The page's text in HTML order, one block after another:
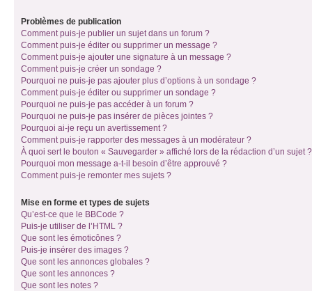
Problèmes de publication
Comment puis-je publier un sujet dans un forum ?
Comment puis-je éditer ou supprimer un message ?
Comment puis-je ajouter une signature à un message ?
Comment puis-je créer un sondage ?
Pourquoi ne puis-je pas ajouter plus d’options à un sondage ?
Comment puis-je éditer ou supprimer un sondage ?
Pourquoi ne puis-je pas accéder à un forum ?
Pourquoi ne puis-je pas insérer de pièces jointes ?
Pourquoi ai-je reçu un avertissement ?
Comment puis-je rapporter des messages à un modérateur ?
À quoi sert le bouton « Sauvegarder » affiché lors de la rédaction d’un sujet ?
Pourquoi mon message a-t-il besoin d’être approuvé ?
Comment puis-je remonter mes sujets ?
Mise en forme et types de sujets
Qu’est-ce que le BBCode ?
Puis-je utiliser de l’HTML ?
Que sont les émoticônes ?
Puis-je insérer des images ?
Que sont les annonces globales ?
Que sont les annonces ?
Que sont les notes ?